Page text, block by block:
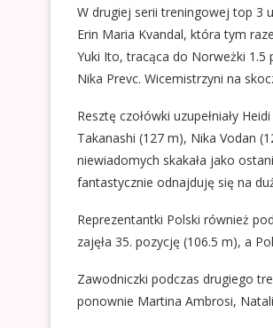
W drugiej serii treningowej top 3
Erin Maria Kvandal, która tym
Yuki Ito, tracąca do Norweżki 1.5
Nika Prevc. Wicemistrzyni na
Resztę czołówki uzupełniały
Takanashi (127 m), Nika Vodan
niewiadomych skakała jako
fantastycznie odnajduję się na
Reprezentantki Polski również
zajęła 35. pozycję (106.5 m), a
Zawodniczki podczas drugiego
ponownie Martina Ambrosi,